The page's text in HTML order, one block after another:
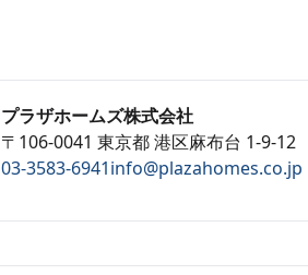
プラザホームズ株式会社
〒106-0041 東京都 港区麻布台 1-9-12
03-3583-6941info@plazahomes.co.jp